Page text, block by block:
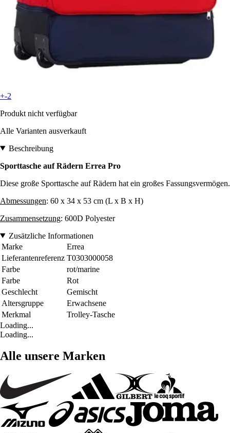
+-2
Produkt nicht verfügbar
Alle Varianten ausverkauft
Beschreibung
Sporttasche auf Rädern Errea Pro
Diese große Sporttasche auf Rädern hat ein großes Fassungsvermögen.
Abmessungen: 60 x 34 x 53 cm (L x B x H)
Zusammensetzung: 600D Polyester
Zusätzliche Informationen
Marke
Errea
Lieferantenreferenz T0303000058
Farbe
rot/marine
Farbe
Rot
Geschlecht
Gemischt
Altersgruppe
Erwachsene
Merkmal
Trolley-Tasche
Loading...
Loading...
Alle unsere Marken